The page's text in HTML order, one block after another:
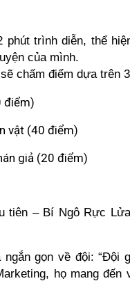
phút trình diễn, thể
của mình.
chấm điểm dựa trên
điểm)
vật (40 điểm)
giả (20 điểm)
tiên – Bí Ngô Rực
ngắn gọn về đội: “Đội
họ mang đến